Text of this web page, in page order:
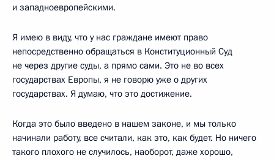
и западноевропейскими.
Я имею в виду, что у нас граждане имеют право
непосредственно обращаться в Конституционный Суд
не через другие суды, а прямо сами. Это не во всех
государствах Европы, я не говорю уже о других
государствах. Я думаю, что это достижение.
Когда это было введено в нашем законе, и мы только
начинали работу, все считали, как это, как будет. Но ничего
такого плохого не случилось, наоборот, даже хорошо,